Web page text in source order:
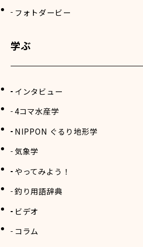
フォトダービー
学ぶ
インタビュー
4コマ水産学
NIPPON ぐるり地形学
気象学
やってみよう！
釣り用語辞典
ビデオ
コラム